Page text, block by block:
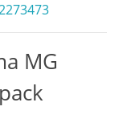
MG